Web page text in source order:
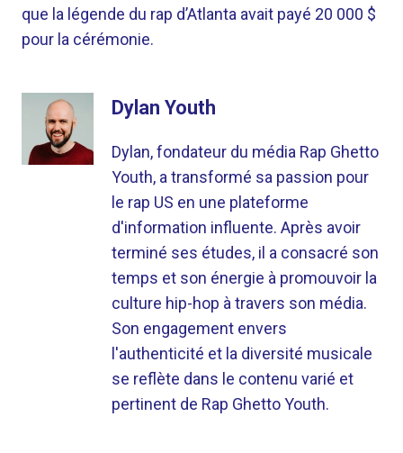
que la légende du rap d’Atlanta avait payé 20 000 $
pour la cérémonie.
Dylan Youth
Dylan, fondateur du média Rap Ghetto
Youth, a transformé sa passion pour
le rap US en une plateforme
d'information influente. Après avoir
terminé ses études, il a consacré son
temps et son énergie à promouvoir la
culture hip-hop à travers son média.
Son engagement envers
l'authenticité et la diversité musicale
se reflète dans le contenu varié et
pertinent de Rap Ghetto Youth.